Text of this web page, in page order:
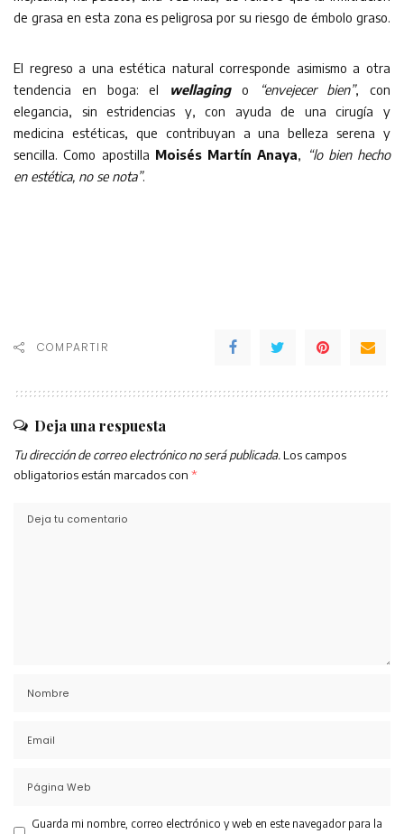
de grasa en esta zona es peligrosa por su riesgo de émbolo graso.
El regreso a una estética natural corresponde asimismo a otra
tendencia en boga: el
wellaging o “envejecer bien”, con
elegancia, sin estridencias y, con ayuda de una cirugía y
medicina estéticas, que contribuyan a una belleza serena y
sencilla. Como apostilla Moisés Martín Anaya,
“lo bien hecho
en estética, no se nota”.
COMPARTIR
Deja una respuesta
Tu dirección de correo electrónico no será publicada. Los campos
obligatorios están marcados con *
Guarda mi nombre, correo electrónico y web en este navegador para la